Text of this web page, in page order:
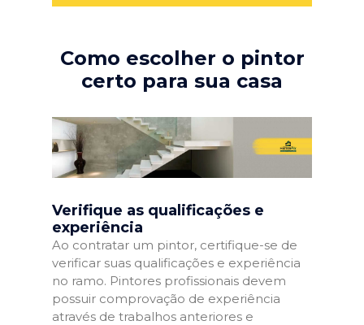
Como escolher o pintor
certo para sua casa
Verifique as qualificações e
experiência
Ao contratar um pintor, certifique-se de
verificar suas qualificações e experiência
no ramo. Pintores profissionais devem
possuir comprovação de experiência
através de trabalhos anteriores e